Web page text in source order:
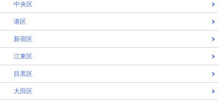
中央区
港区
新宿区
江東区
目黒区
大田区